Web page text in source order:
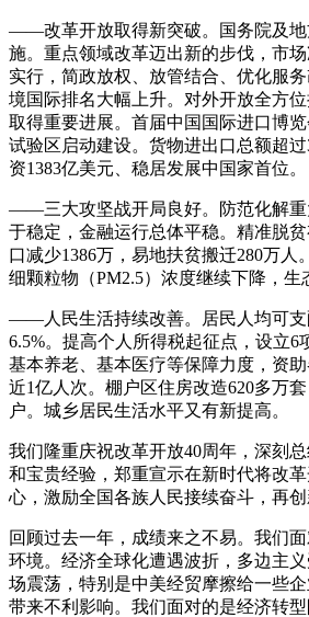
——改革开放取得新突破。国务院及地
施。重点领域改革迈出新的步伐，市
实行，简政放权、放管结合、优化服
境国际排名大幅上升。对外开放全方
取得重要进展。首届中国国际进口博
试验区启动建设。货物进出口总额超
资1383亿美元、稳居发展中国家首位。
——三大攻坚战开局良好。防范化解重
于稳定，金融运行总体平稳。精准脱
口减少1386万，易地扶贫搬迁280万人
细颗粒物（PM2.5）浓度继续下降，生
——人民生活持续改善。居民人均可支
6.5%。提高个人所得税起征点，设立6
基本养老、基本医疗等保障力度，资
近1亿人次。棚户区住房改造620多万
户。城乡居民生活水平又有新提高。
我们隆重庆祝改革开放40周年，深刻
和宝贵经验，郑重宣示在新时代将改
心，激励全国各族人民接续奋斗，再创
回顾过去一年，成绩来之不易。我们
环境。经济全球化遭遇波折，多边主
场震荡，特别是中美经贸摩擦给一些
带来不利影响。我们面对的是经济转型